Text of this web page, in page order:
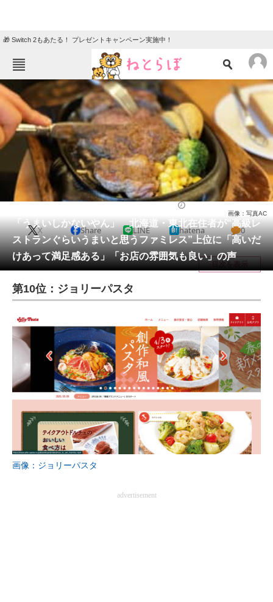
🎁 Switch 2もあたる！ プレゼントキャンペーン実施中！
ねとらぼメニュー
TOP ニュース
エンタメ クイズ
グルメ 地域
住まい 教育・育児
動物 リサーチ
会員記事
メディア
注目記事を集めた総合ページ
ITの今と未来を見通す
スマホと通信の最新トレンド
進化するPCとデバイスの未来
好きが集まる 比べて選べる
AI活用のいまが分かる
企業ITのトレンドを詳説
「うまいしかないやん」 北海道・東北在住者が“高級レ
ストランぐらいうまいと思うファミレス”上位に「高いだ
けあって満足感ある」「お店の雰囲気も良い」の声
画像：写真AC
X Share LINE hatena 0
目次を表示
第10位：ジョリーパスタ
画像：ジョリーパスタ
advertisement